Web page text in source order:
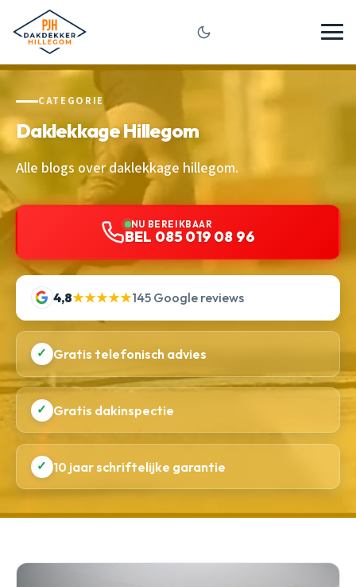
CATEGORIE
Daklekkage Hillegom
Alle blogs over daklekkage hillegom.
NU BEREIKBAAR
BEL 085 019 08 96
4,8★★★★★145 Google reviews
✓ Gratis telefonisch advies
✓ Gratis dakinspectie
✓ 10 jaar schriftelijke garantie